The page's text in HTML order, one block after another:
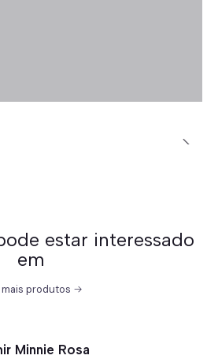
estar interessado
em
mais produtos
Minnie Rosa